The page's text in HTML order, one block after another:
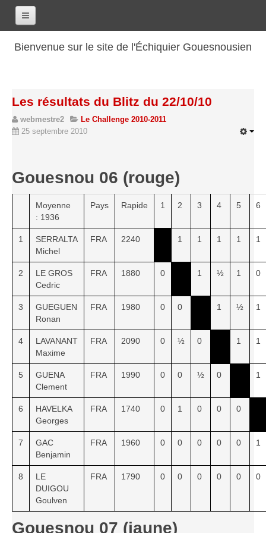
Bienvenue sur le site de l'Échiquier Gouesnousien
Les renseignements
Les coordonnées
Les licenciés
Les archives
Saison 2017-2018
Saison 2015-2016
Saison 2014-2015
Saison 2013-2014
Saison 2012-2013
Saison 2011-2012
Saison 2010-2011
Saison 2009-2010
Saison 2008-2009
Les organisations
L'Open de Noël
Les Rapides
Les tournois de saison
Le Challenge Blitz
Les résultats du Blitz du 22/10/10
webmestre2
Le Challenge 2010-2011
25 septembre 2010
Gouesnou 06 (rouge)
Moyenne
: 1936
Pays Rapide 1 2 3 4 5 6
1
SERRALTA
Michel
FRA 2240 1 1 1 1 1
2
LE GROS
Cedric
FRA 1880 0 1 ½ 1 0
3
GUEGUEN
Ronan
FRA 1980 0 0 1 ½ 1
4
LAVANANT
Maxime
FRA 2090 0 ½ 0 1 1
5
GUENA
Clement
FRA 1990 0 0 ½ 0 1
6
HAVELKA
Georges
FRA 1740 0 1 0 0 0
7
GAC
Benjamin
FRA 1960 0 0 0 0 0 1
8
LE
DUIGOU
Goulven
FRA 1790 0 0 0 0 0 0
Gouesnou 07 (jaune)